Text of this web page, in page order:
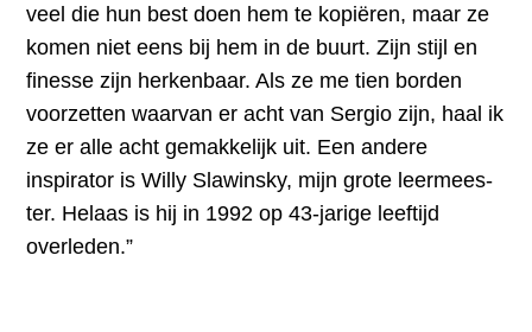
veel die hun best doen hem te kopiëren, maar ze
komen niet eens bij hem in de buurt. Zijn stijl en
finesse zijn herkenbaar. Als ze me tien borden
voorzetten waarvan er acht van Sergio zijn, haal ik
ze er alle acht gemakkelijk uit. Een andere
inspirator is Willy Slawinsky, mijn grote leermees-
ter. Helaas is hij in 1992 op 43-jarige leeftijd
overleden.”